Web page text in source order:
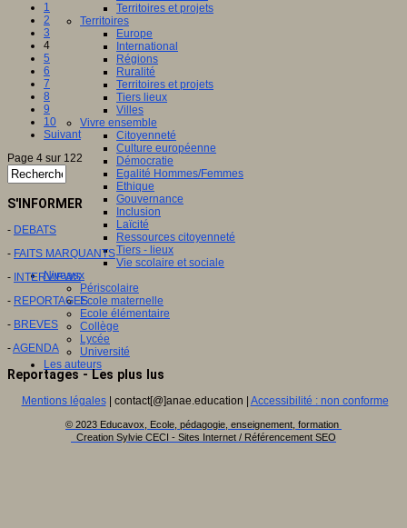
Territoires et projets
Territoires
Europe
International
Régions
Ruralité
Territoires et projets
Tiers lieux
Villes
Vivre ensemble
Citoyenneté
Culture européenne
Démocratie
Egalité Hommes/Femmes
Ethique
Gouvernance
Inclusion
Laïcité
Ressources citoyenneté
Tiers - lieux
Vie scolaire et sociale
Niveaux
Périscolaire
Ecole maternelle
Ecole élémentaire
Collège
Lycée
Université
Les auteurs
1
2
3
4
5
6
7
8
9
10
Suivant
Page 4 sur 122
S'INFORMER
- DEBATS
- FAITS MARQUANTS
- INTERVIEWS
- REPORTAGES
- BREVES
-AGENDA
Reportages - Les plus lus
Mentions légales| contact[@]anae.education | Accessibilité : non conforme
© 2023 Educavox, Ecole, pédagogie, enseignement, formation
Creation Sylvie CECI - Sites Internet / Référencement SEO